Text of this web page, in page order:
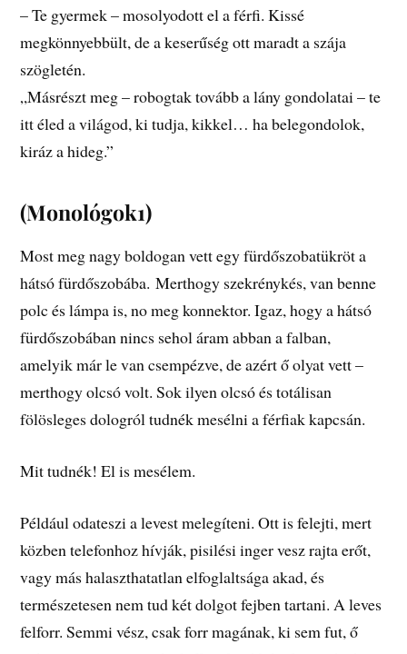
– Te gyermek – mosolyodott el a férfi. Kissé
megkönnyebbült, de a keserűség ott maradt a szája
szögletén.
„Másrészt meg – robogtak tovább a lány gondolatai – te
itt éled a világod, ki tudja, kikkel… ha belegondolok,
kiráz a hideg.”
(Monológok1)
Most meg nagy boldogan vett egy fürdőszobatükröt a
hátsó fürdőszobába. Merthogy szekrénykés, van benne
polc és lámpa is, no meg konnektor. Igaz, hogy a hátsó
fürdőszobában nincs sehol áram abban a falban,
amelyik már le van csempézve, de azért ő olyat vett –
merthogy olcsó volt. Sok ilyen olcsó és totálisan
fölösleges dologról tudnék mesélni a férfiak kapcsán.
Mit tudnék! El is mesélem.
Például odateszi a levest melegíteni. Ott is felejti, mert
közben telefonhoz hívják, pisilési inger vesz rajta erőt,
vagy más halaszthatatlan elfoglaltsága akad, és
természetesen nem tud két dolgot fejben tartani. A leves
felforr. Semmi vész, csak forr magának, ki sem fut, ő